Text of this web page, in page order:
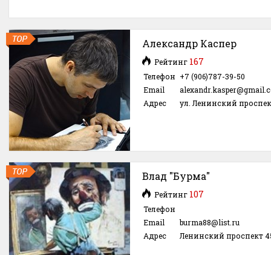
Александр Каспер
Рейтинг 167
Телефон +7 (906)787-39-50
Email
Адрес
ул. Ленинский
Влад "Бурма"
Рейтинг 107
Телефон
Email
burma88@list.ru
Адрес
Ленинский проспект